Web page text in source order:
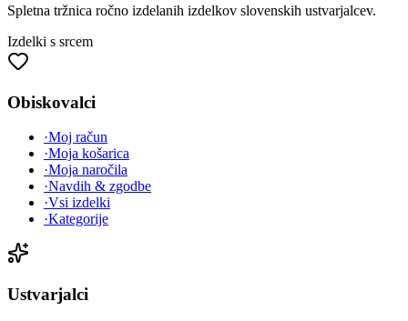
Spletna tržnica ročno izdelanih izdelkov slovenskih ustvarjalcev.
Izdelki s srcem
Obiskovalci
·Moj račun
·Moja košarica
·Moja naročila
·Navdih & zgodbe
·Vsi izdelki
·Kategorije
Ustvarjalci